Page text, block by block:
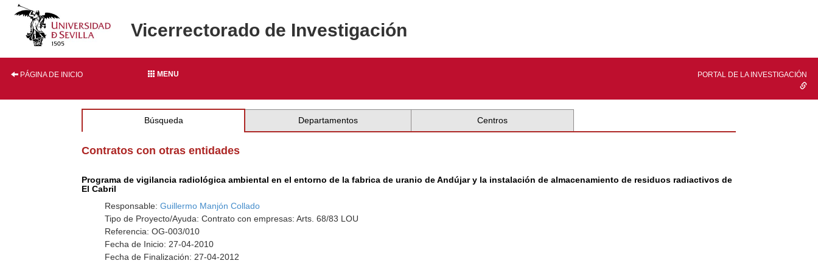
Vicerrectorado de Investigación
PÁGINA DE INICIO MENU PORTAL DE LA INVESTIGACIÓN
Búsqueda Departamentos Centros
Contratos con otras entidades
Programa de vigilancia radiológica ambiental en el entorno de la fabrica de uranio de Andújar y la instalación de almacenamiento de residuos radiactivos de
El Cabril
Responsable:Guillermo Manjón Collado
Tipo de Proyecto/Ayuda: Contrato con empresas: Arts. 68/83 LOU
Referencia: OG-003/010
Fecha de Inicio: 27-04-2010
Fecha de Finalización: 27-04-2012